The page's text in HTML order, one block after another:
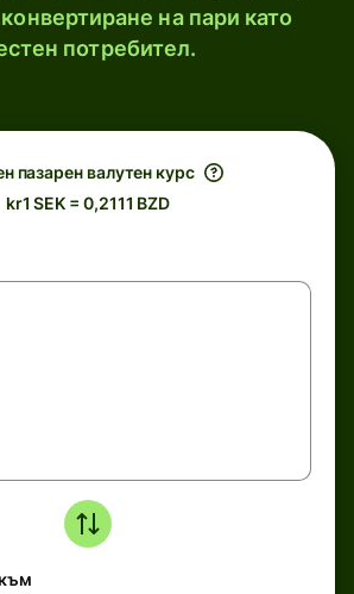
на пари като
потребител.
пазарен валутен курс
kr1 SEK = 0,2111 BZD